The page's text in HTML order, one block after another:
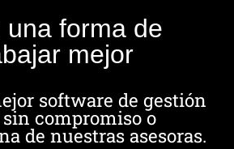
una forma de
mejor
software de gestión
sin compromiso o
de nuestras asesoras.